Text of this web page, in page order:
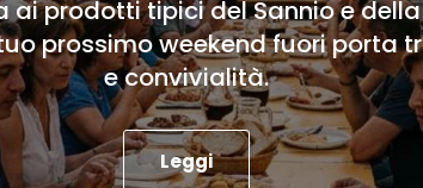
ai prodotti tipici del Sannio e
prossimo weekend fuori porta
e convivialità.
Leggi